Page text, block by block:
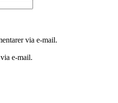
via e-mail.
e-mail.